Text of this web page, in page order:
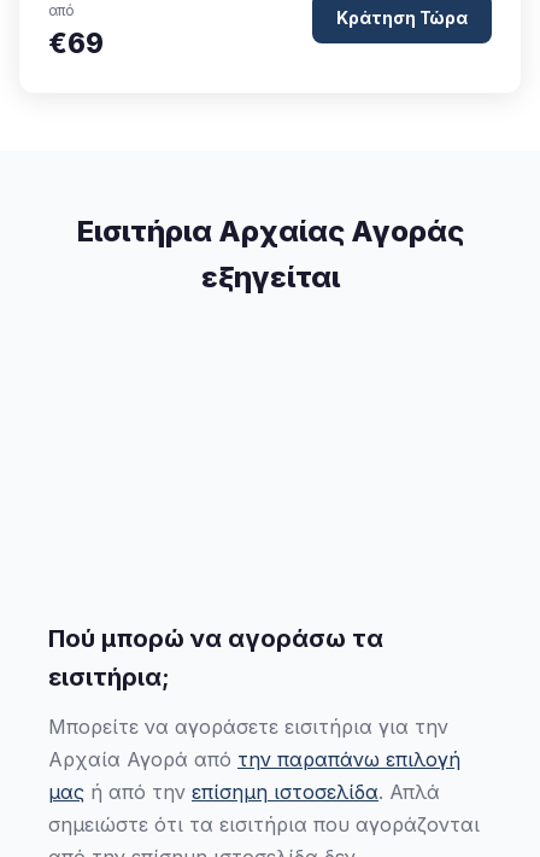
από
€69
Κράτηση Τώρα
Εισιτήρια Αρχαίας Αγοράς
εξηγείται
Πού μπορώ να αγοράσω τα
εισιτήρια;
Μπορείτε να αγοράσετε εισιτήρια για την
Αρχαία Αγορά από την παραπάνω επιλογή
μας ή από την επίσημη ιστοσελίδα. Απλά
σημειώστε ότι τα εισιτήρια που αγοράζονται